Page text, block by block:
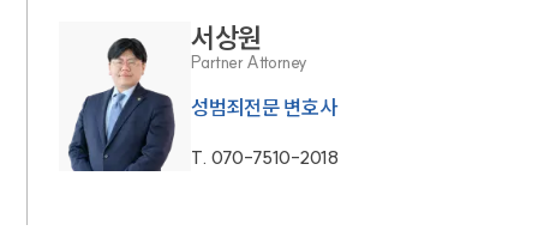
서상원
Partner Attorney
성범죄전문 변호사
T. 070-7510-2018